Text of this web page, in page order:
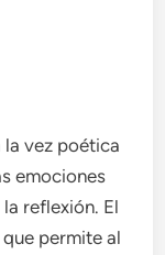
la vez poética
emociones
reflexión. El
permite al